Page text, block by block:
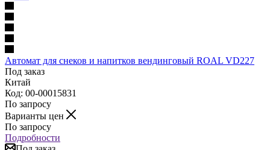
Автомат для снеков и напитков вендинговый ROAL VD227
Под заказ
Китай
Код: 00-00015831
По запросу
Варианты цен
По запросу
Подробности